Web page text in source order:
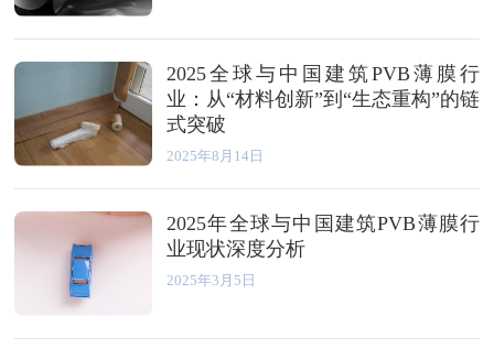
2025全球与中国建筑PVB薄膜行
业：从“材料创新”到“生态重构”的链
式突破
2025年8月14日
2025年全球与中国建筑PVB薄膜行
业现状深度分析
2025年3月5日